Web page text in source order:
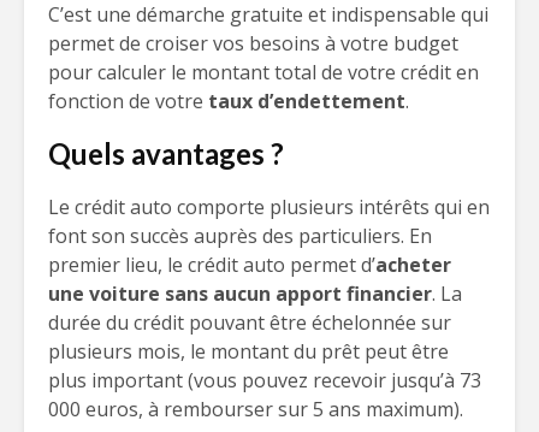
C’est une démarche gratuite et indispensable qui
permet de croiser vos besoins à votre budget
pour calculer le montant total de votre crédit en
fonction de votre taux d’endettement.
Quels avantages ?
Le crédit auto comporte plusieurs intérêts qui en
font son succès auprès des particuliers. En
premier lieu, le crédit auto permet d’acheter
une voiture sans aucun apport financier. La
durée du crédit pouvant être échelonnée sur
plusieurs mois, le montant du prêt peut être
plus important (vous pouvez recevoir jusqu’à 73
000 euros, à rembourser sur 5 ans maximum).